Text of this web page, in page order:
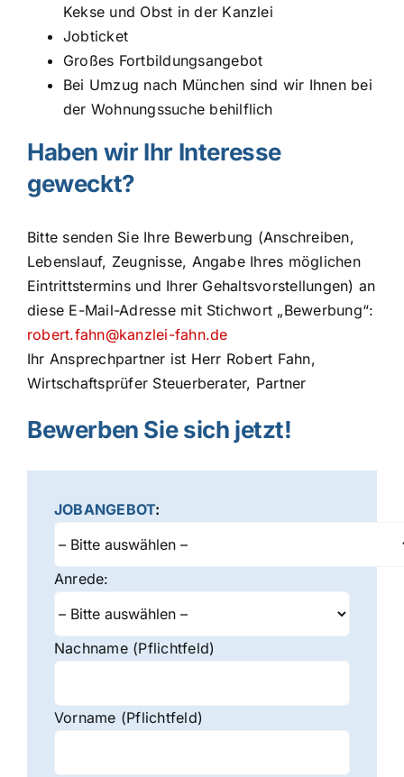
Kekse und Obst in der Kanzlei
Jobticket
Großes Fortbildungsangebot
Bei Umzug nach München sind wir Ihnen bei
der Wohnungssuche behilflich
Haben wir Ihr Interesse
geweckt?
Bitte senden Sie Ihre Bewerbung (Anschreiben,
Lebenslauf, Zeugnisse, Angabe Ihres möglichen
Eintrittstermins und Ihrer Gehaltsvorstellungen) an
diese E-Mail-Adresse mit Stichwort „Bewerbung“:
robert.fahn@kanzlei-fahn.de
Ihr Ansprechpartner ist Herr Robert Fahn,
Wirtschaftsprüfer Steuerberater, Partner
Bewerben Sie sich jetzt!
JOBANGEBOT:
Anrede:
Nachname (Pflichtfeld)
Vorname (Pflichtfeld)